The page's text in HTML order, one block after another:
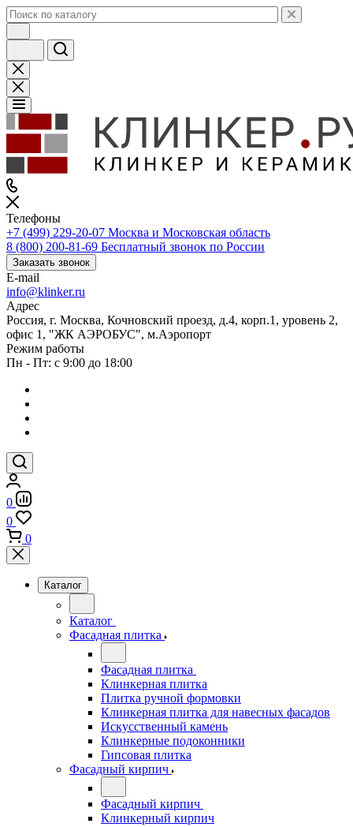
Телефоны
+7 (499) 229-20-07 Москва и Московская область
8 (800) 200-81-69 Бесплатный звонок по России
Заказать звонок
E-mail
info@klinker.ru
Адрес
Россия, г. Москва, Кочновский проезд, д.4, корп.1, уровень 2,
офис 1, "ЖК АЭРОБУС", м.Аэропорт
Режим работы
Пн - Пт: с 9:00 до 18:00
0
0
0
Каталог
Каталог
Фасадная плитка
Фасадная плитка
Клинкерная плитка
Плитка ручной формовки
Клинкерная плитка для навесных фасадов
Искусственный камень
Клинкерные подоконники
Гипсовая плитка
Фасадный кирпич
Фасадный кирпич
Клинкерный кирпич